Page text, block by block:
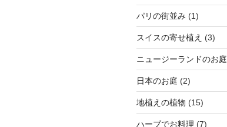
パリの街並み (1)
スイスの寄せ植え (3)
ニュージーランドのお庭
日本のお庭 (2)
地植えの植物 (15)
ハーブでお料理 (7)